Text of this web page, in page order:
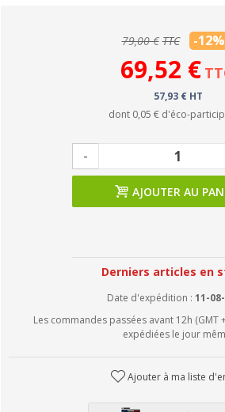
79,00 € TTC -12%
69,52 €
57,93 € HT
dont 0,05 € d'éco-
-
AJOUTER AU
Derniers articles en
Date d'expédition : 11-
Les commandes passées avant 12h (GMT
expédiées le jour
Ajouter à ma liste